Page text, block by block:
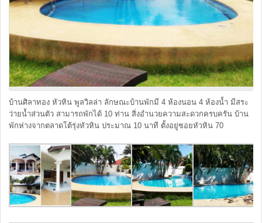
บ้านศิลาทอง หัวหิน พูลวิลล่า ลักษณะบ้านพักมี 4 ห้องนอน 4 ห้องน้ำ มีสระ
ว่ายน้ำส่วนตัว สามารถพักได้ 10 ท่าน สิ่งอำนวยความสะดวกครบครัน บ้าน
พักห่างจากตลาดโต้รุ่งหัวหิน ประมาณ 10 นาที ตั้งอยู่ซอยหัวหิน 70